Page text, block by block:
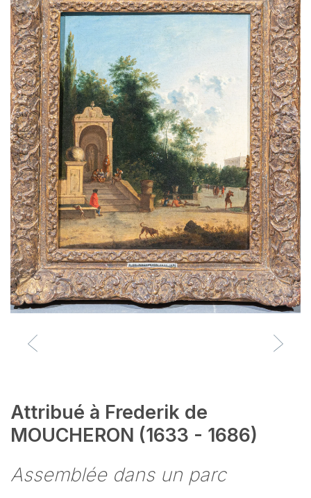
Attribué à Frederik de
MOUCHERON (1633 - 1686)
Assemblée dans un parc